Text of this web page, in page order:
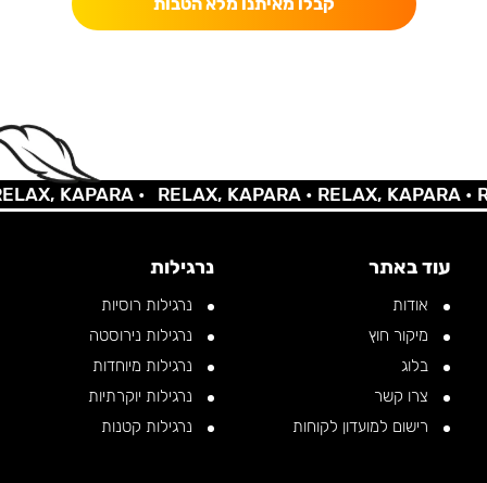
KAPARA • RELAX, KAPARA •RELAX, KAPARA •
עוד באתר
אודות
מיקור חוץ
בלוג
צרו קשר
רישום למועדון לקוחות
נרגילות
נרגילות רוסיות
נרגילות נירוסטה
נרגילות מיוחדות
נרגילות יוקרתיות
נרגילות קטנות